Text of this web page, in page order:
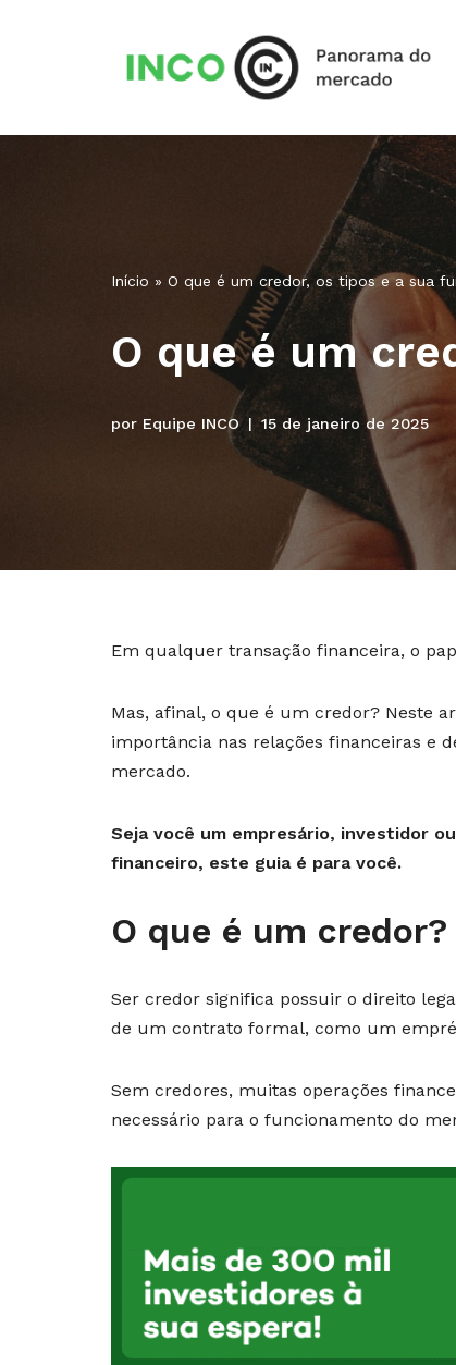
Início » O que é um credor, os tipos e a sua
O que é um
por Equipe INCO 15 de janeiro de 2025
Em qualquer transação financeira, o
Mas, afinal, o que é um credor? Neste
importância nas relações financeiras e
mercado.
Seja você um empresário, investidor
financeiro, este guia é para você.
O que é um credor?
Ser credor significa possuir o direito
de um contrato formal, como um
Sem credores, muitas operações
necessário para o funcionamento do